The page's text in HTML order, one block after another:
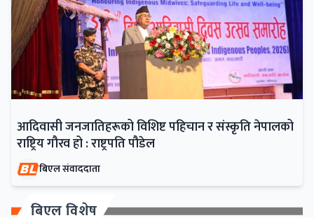
आदिवासी जनजातिहरूको विशिष्ट पहिचान र संस्कृति नेपालको
राष्ट्रिय गौरव हो : राष्ट्रपति पौडेल
बिएल संवाददाता
बिएल विशेष